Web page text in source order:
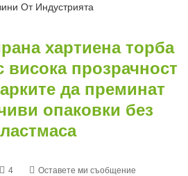
От Индустрията
хартиена торба
висока прозрачност
да преминат
опаковки без
4 Оставете ми съобщение